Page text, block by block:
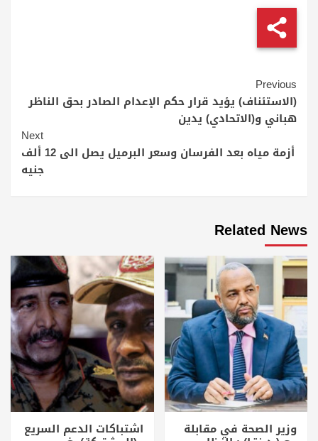
Continue
Reading
Previous
(الاستئناف) يؤيد قرار حكم الإعدام الصادر بحق الناظر
هباني و(الاتحادي) يدين
Next
أزمة مياه بعد الفرسان وسعر البرميل يصل الى 12 ألف
جنيه
Related News
وزير الصحة في مقابلة اشتباكات الدعم السريع